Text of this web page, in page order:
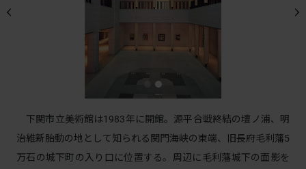
下関市立美術館は1983年に開館。源平合戦終結の壇ノ浦、明
治維新胎動の地として知られる関門海峡の東端、旧長府毛利藩5
万石の城下町の入り口に位置する。周辺に毛利藩城下の面影を